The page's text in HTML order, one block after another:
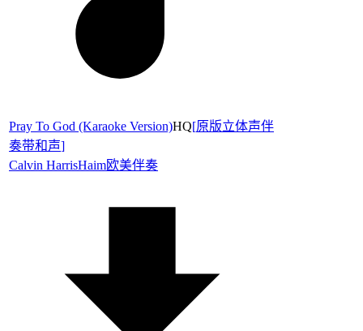
Pray To God (Karaoke Version)HQ[原版立体声伴
奏带和声]
Calvin HarrisHaim欧美伴奏